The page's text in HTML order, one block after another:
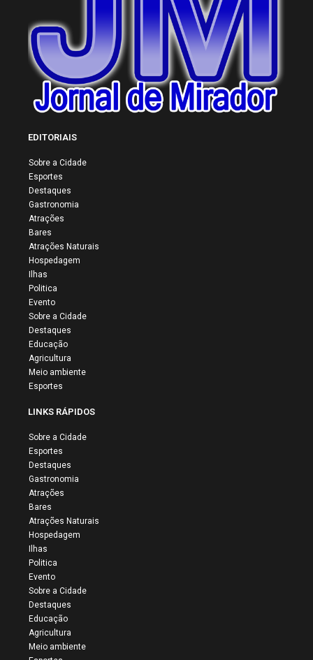
EDITORIAIS
Sobre a Cidade
Esportes
Destaques
Gastronomia
Atrações
Bares
Atrações Naturais
Hospedagem
Ilhas
Politica
Evento
Sobre a Cidade
Destaques
Educação
Agricultura
Meio ambiente
Esportes
LINKS RÁPIDOS
Sobre a Cidade
Esportes
Destaques
Gastronomia
Atrações
Bares
Atrações Naturais
Hospedagem
Ilhas
Politica
Evento
Sobre a Cidade
Destaques
Educação
Agricultura
Meio ambiente